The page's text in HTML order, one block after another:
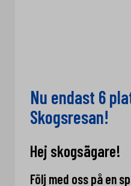
Nu endast 6
Skogsresan!
Hej skogsägare!
Följ med oss på en